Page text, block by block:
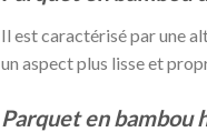
Il est caractérisé par une
un aspect plus lisse et
Parquet en bambou